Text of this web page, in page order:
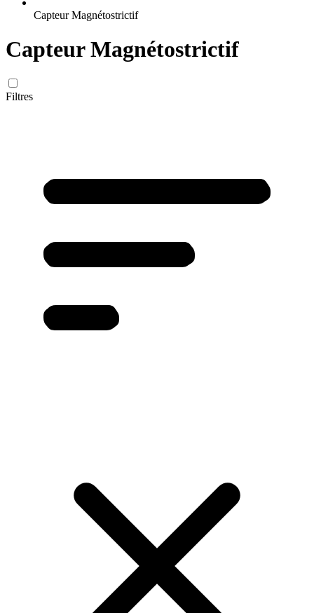
Capteur Magnétostrictif
Capteur Magnétostrictif
Filtres